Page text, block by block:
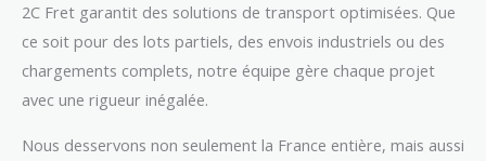
2C Fret garantit des solutions de transport optimisées. Que
ce soit pour des lots partiels, des envois industriels ou des
chargements complets, notre équipe gère chaque projet
avec une rigueur inégalée.
Nous desservons non seulement la France entière, mais aussi